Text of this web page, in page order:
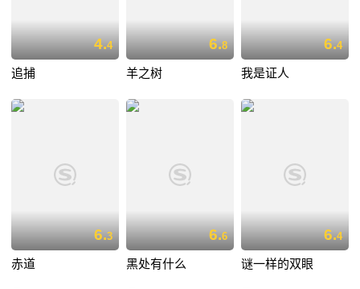
4.4
追捕
6.8
羊之树
6.4
我是证人
6.3
赤道
6.6
黑处有什么
6.4
谜一样的双眼